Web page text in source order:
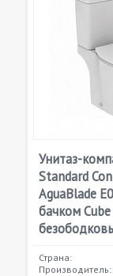
Унитаз-
Standard
AguaBlade
бачком Cube
Страна:
Производитель: